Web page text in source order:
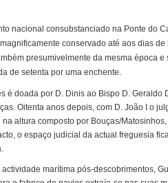
nacional consubstanciado na Ponte do
conservado até aos dias
presumivelmente da mesma época
de setenta por uma enchente.
é doada por D. Dinis ao Bispo D.
Oitenta anos depois, com D. João I o
altura composto por Bouças/
o espaço judicial da actual freguesia
marítima pós-descobrimentos,